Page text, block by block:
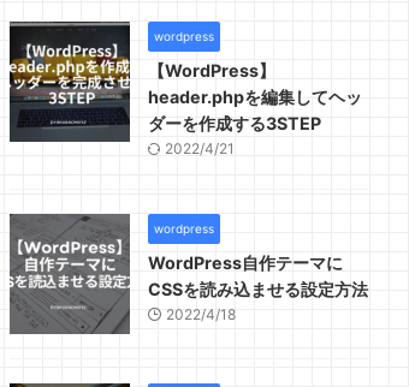
wordpress
【WordPress】
header.phpを編集してヘッ
ダーを作成する3STEP
2022/4/21
wordpress
WordPress自作テーマに
CSSを読み込ませる設定方法
2022/4/18